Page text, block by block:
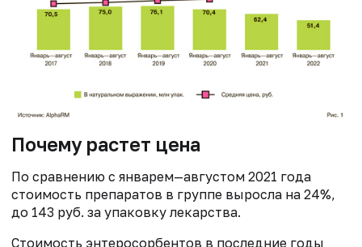
Почему растет цена
По сравнению с январем—августом 2021 года
стоимость препаратов в группе выросла на 24%,
до 143 руб. за упаковку лекарства.
Стоимость энтеросорбентов в последние годы